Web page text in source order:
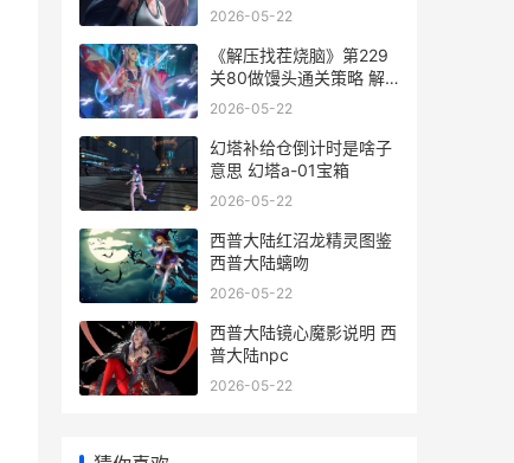
索解压小游戏
2026-05-22
《解压找茬烧脑》第229
关80做馒头通关策略 解
压烧脑益智大赛第7关答
2026-05-22
幻塔补给仓倒计时是啥子
意思 幻塔a-01宝箱
2026-05-22
西普大陆红沼龙精灵图鉴
西普大陆螭吻
2026-05-22
西普大陆镜心魔影说明 西
普大陆npc
2026-05-22